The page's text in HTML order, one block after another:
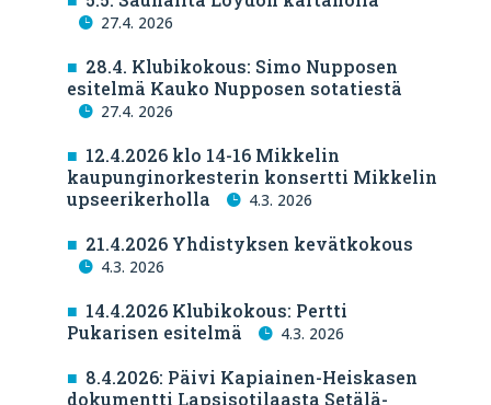
27.4. 2026
28.4. Klubikokous: Simo Nupposen
esitelmä Kauko Nupposen sotatiestä
27.4. 2026
12.4.2026 klo 14-16 Mikkelin
kaupunginorkesterin konsertti Mikkelin
upseerikerholla
4.3. 2026
21.4.2026 Yhdistyksen kevätkokous
4.3. 2026
14.4.2026 Klubikokous: Pertti
Pukarisen esitelmä
4.3. 2026
8.4.2026: Päivi Kapiainen-Heiskasen
dokumentti Lapsisotilaasta Setälä-